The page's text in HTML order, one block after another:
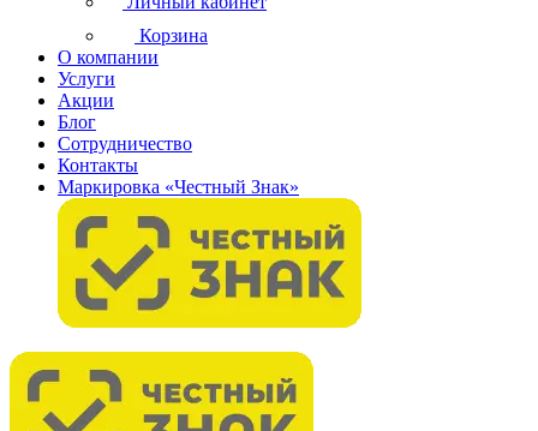
Корзина
О компании
Услуги
Акции
Блог
Сотрудничество
Контакты
Маркировка «Честный Знак»